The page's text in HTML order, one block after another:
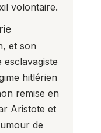
volontaire.
et son
hitlérien
remise en
Aristote et
de